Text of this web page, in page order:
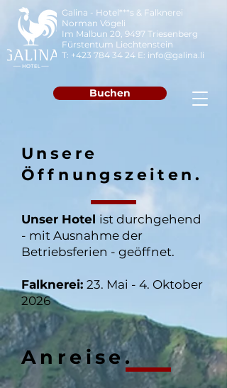
Galina - Hotel***s & Falknerei
Norman Vögeli
Im Malbun 20, 9497 Triesenberg
Fürstentum Liechtenstein
T: +423 784 34 24 E: info@galina.li
Buchen
Unsere
Öffnungszeiten.
Unser Hotel ist durchgehend
- mit Ausnahme der
Betriebsferien - geöffnet.
Falknerei: 23. Mai - 4. Oktober
2026
Anreise.